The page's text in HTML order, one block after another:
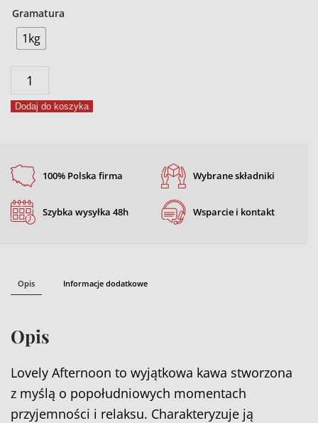
Gramatura
1kg
ilość
Lovely
Afternoon
Dodaj do koszyka
100% Polska firma
Szybka wysyłka 48h
Wybrane składniki
Wsparcie i kontakt
Opis Informacje dodatkowe
Opis
Lovely Afternoon to wyjątkowa kawa stworzona
z myślą o popołudniowych momentach
przyjemności i relaksu. Charakteryzuje ją